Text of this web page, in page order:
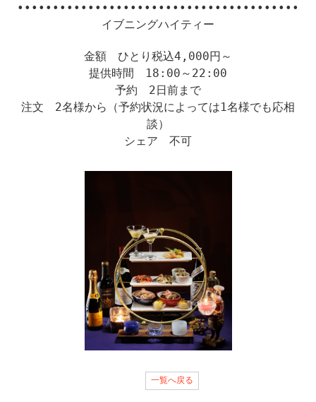
••••••••••••••••••••••••••••••••••••••••
イブニングハイティー
金額 ひとり税込4,000円～
提供時間 18:00～22:00
予約 2日前まで
注文 2名様から（予約状況によっては1名様でも応相
談）
シェア 不可
一覧へ戻る